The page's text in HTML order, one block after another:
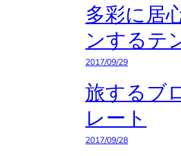
多彩に居
ンするテ
2017/09/29
旅するブ
レート
2017/09/28